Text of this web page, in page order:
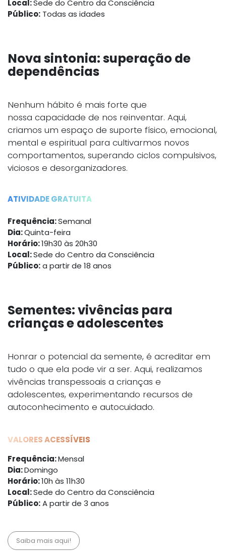
Local:Sede do Centro da Consciência
Público: Todas as idades
Nova sintonia: superação de
dependências
Nenhum hábito é mais forte que
nossa capacidade de nos reinventar. Aqui,
criamos um espaço de suporte físico, emocional,
mental e espiritual para cultivarmos novos
comportamentos, superando ciclos compulsivos,
viciosos e desorganizadores.
ATIVIDADE GRATUITA
Frequência:Semanal
Dia:Quinta-feira
Horário:19h30 às 20h30
Local:Sede do Centro da Consciência
Público:a partir de 18 anos
Sementes: vivências para
crianças e adolescentes
Honrar o potencial da semente, é acreditar em
tudo o que ela pode vir a ser. Aqui, realizamos
vivências transpessoais a crianças e
adolescentes, experimentando recursos de
autoconhecimento e autocuidado.
VALORES ACESSÍVEIS
Frequência:Mensal
Dia:Domingo
Horário:10h às 11h30
Local:Sede do Centro da Consciência
Público:A partir de 3 anos
Saiba mais aqui!